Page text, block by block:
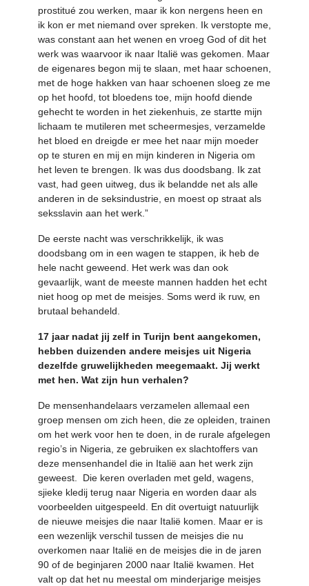
prostitué zou werken, maar ik kon nergens heen en
ik kon er met niemand over spreken. Ik verstopte me,
was constant aan het wenen en vroeg God of dit het
werk was waarvoor ik naar Italië was gekomen. Maar
de eigenares begon mij te slaan, met haar schoenen,
met de hoge hakken van haar schoenen sloeg ze me
op het hoofd, tot bloedens toe, mijn hoofd diende
gehecht te worden in het ziekenhuis, ze startte mijn
lichaam te mutileren met scheermesjes, verzamelde
het bloed en dreigde er mee het naar mijn moeder
op te sturen en mij en mijn kinderen in Nigeria om
het leven te brengen. Ik was dus doodsbang. Ik zat
vast, had geen uitweg, dus ik belandde net als alle
anderen in de seksindustrie, en moest op straat als
seksslavin aan het werk.”
De eerste nacht was verschrikkelijk, ik was
doodsbang om in een wagen te stappen, ik heb de
hele nacht geweend. Het werk was dan ook
gevaarlijk, want de meeste mannen hadden het echt
niet hoog op met de meisjes. Soms werd ik ruw, en
brutaal behandeld.
17 jaar nadat jij zelf in Turijn bent aangekomen,
hebben duizenden andere meisjes uit Nigeria
dezelfde gruwelijkheden meegemaakt. Jij werkt
met hen. Wat zijn hun verhalen?
De mensenhandelaars verzamelen allemaal een
groep mensen om zich heen, die ze opleiden, trainen
om het werk voor hen te doen, in de rurale afgelegen
regio’s in Nigeria, ze gebruiken ex slachtoffers van
deze mensenhandel die in Italië aan het werk zijn
geweest. Die keren overladen met geld, wagens,
sjieke kledij terug naar Nigeria en worden daar als
voorbeelden uitgespeeld. En dit overtuigt natuurlijk
de nieuwe meisjes die naar Italië komen. Maar er is
een wezenlijk verschil tussen de meisjes die nu
overkomen naar Italië en de meisjes die in de jaren
90 of de beginjaren 2000 naar Italië kwamen. Het
valt op dat het nu meestal om minderjarige meisjes